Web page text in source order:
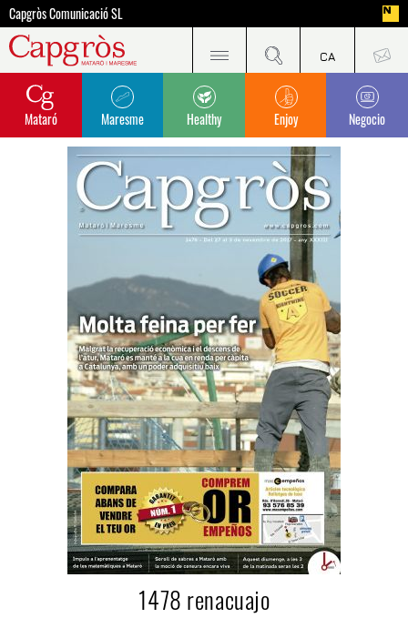
Capgròs Comunicació SL
Mataró Maresme Healthy Enjoy Negocio
1478 renacuajo